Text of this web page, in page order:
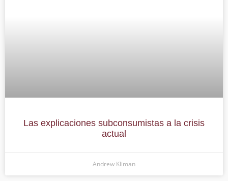
Las explicaciones subconsumistas a la crisis
actual
Andrew Kliman